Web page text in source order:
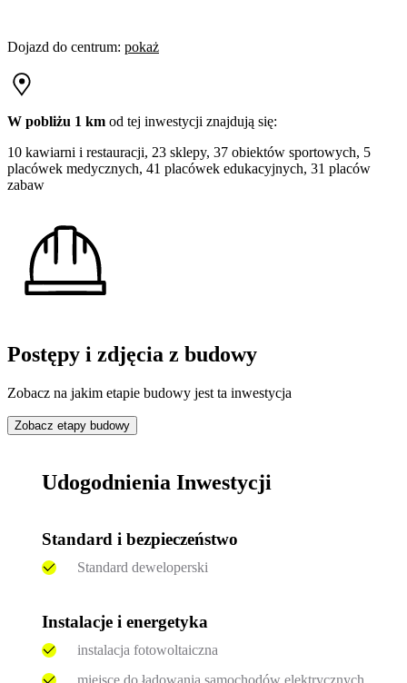
Dojazd do centrum: pokaż
W pobliżu 1 km od tej inwestycji znajdują się:
10 kawiarni i restauracji, 23 sklepy, 37 obiektów sportowych, 5
placówek medycznych, 41 placówek edukacyjnych, 31 placów
zabaw
Postępy i zdjęcia z budowy
Zobacz na jakim etapie budowy jest ta inwestycja
Zobacz etapy budowy
Udogodnienia Inwestycji
Standard i bezpieczeństwo
Standard deweloperski
Instalacje i energetyka
instalacja fotowoltaiczna
miejsce do ładowania samochodów elektrycznych